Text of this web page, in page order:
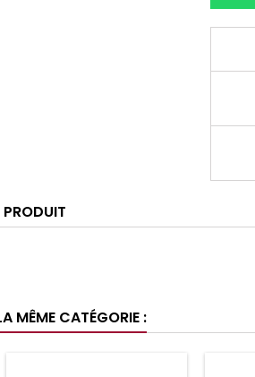
MÊME CATÉGORIE :